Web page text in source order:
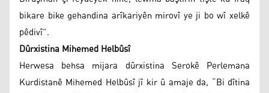
bikare bike gehandina arîkariyên mirovî ye ji bo wî xelkê
pêdivî”.
Dûrxistina Mihemed Helbûsî
Herwesa behsa mijara dûrxistina Serokê Perlemana
Kurdistanê Mihemed Helbûsî jî kir û amaje da, “Bi dîtina